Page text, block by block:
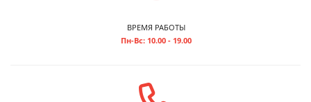
ВРЕМЯ РАБОТЫ
Пн-Вс: 10.00 - 19.00